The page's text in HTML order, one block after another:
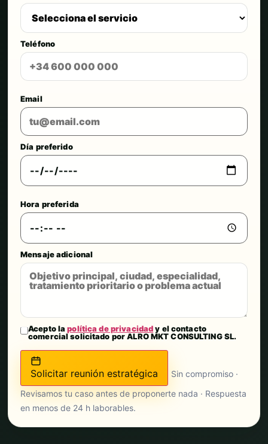
Teléfono
Email
Día preferido
Hora preferida
Mensaje adicional
Acepto lapolítica de privacidady el contacto
comercial solicitado por ALRO MKT CONSULTING SL.
Solicitar reunión estratégica
Sin compromiso ·
Revisamos tu caso antes de proponerte nada · Respuesta
en menos de 24 h laborables.